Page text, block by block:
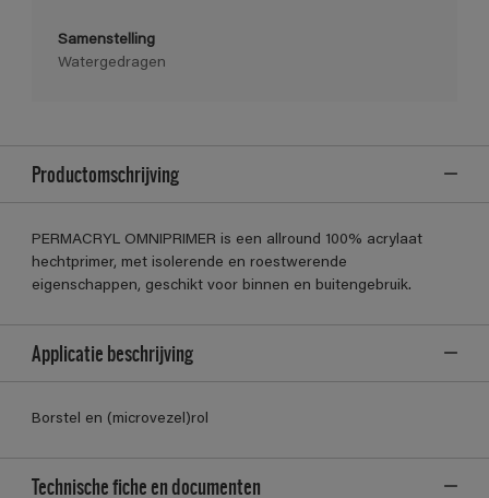
Samenstelling
Watergedragen
Productomschrijving
PERMACRYL OMNIPRIMER is een allround 100% acrylaat
hechtprimer, met isolerende en roestwerende
eigenschappen, geschikt voor binnen en buitengebruik.
Applicatie beschrijving
Borstel en (microvezel)rol
Technische fiche en documenten